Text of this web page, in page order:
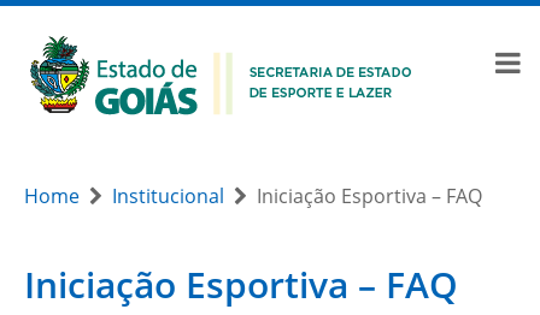
Home Institucional Iniciação Esportiva – FAQ
Iniciação Esportiva – FAQ